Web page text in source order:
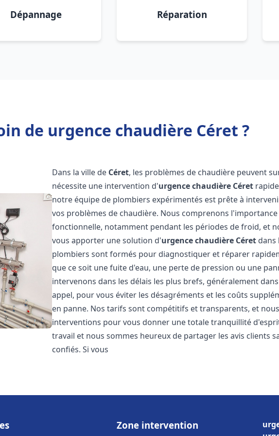
Dépannage Réparation
de urgence chaudière Céret ?
Dans la ville de Céret, les problèmes de chaudière peuvent
nécessite une intervention d'urgence chaudière Céret
notre équipe de plombiers expérimentés est prête à
vos problèmes de chaudière. Nous comprenons
fonctionnelle, notamment pendant les périodes de froid, et
vous apporter une solution d'urgence chaudière Céret dans
plombiers sont formés pour diagnostiquer et réparer
que ce soit une fuite d'eau, une perte de pression ou une
intervenons dans les délais les plus brefs, généralement
appel, pour vous éviter les désagréments et les coûts
en panne. Nos tarifs sont compétitifs et transparents, et
interventions pour vous donner une totale tranquillité
travail et nous sommes heureux de partager les avis clients
confiés. Si vous
Zone intervention